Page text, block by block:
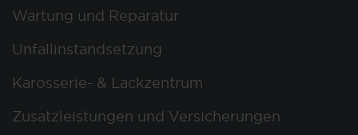
Wartung und Reparatur
Unfallinstandsetzung
Karosserie- & Lackzentrum
Zusatzleistungen und Versicherungen